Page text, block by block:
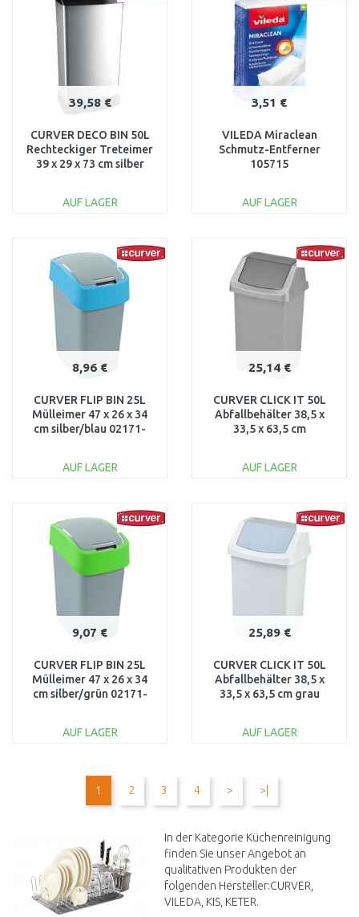
Vergleichen Vergleichen
39,58 €
CURVER DECO BIN 50L
Rechteckiger Treteimer
39 x 29 x 73 cm silber
AUF LAGER
Vergleichen
3,51 €
VILEDA Miraclean
Schmutz-Entferner
105715
AUF LAGER
Vergleichen
8,96 €
CURVER FLIP BIN 25L
Mülleimer 47 x 26 x 34
cm silber/blau 02171-
AUF LAGER
Vergleichen
25,14 €
CURVER CLICK IT 50L
Abfallbehälter 38,5 x
33,5 x 63,5 cm
AUF LAGER
Vergleichen
9,07 €
CURVER FLIP BIN 25L
Mülleimer 47 x 26 x 34
cm silber/grün 02171-
AUF LAGER
25,89 €
CURVER CLICK IT 50L
Abfallbehälter 38,5 x
33,5 x 63,5 cm grau
AUF LAGER
Vergleichen
1 2 3 4 > >|
In der Kategorie Küchenreinigung
finden Sie unser Angebot an
qualitativen Produkten der
folgenden Hersteller:CURVER,
VILEDA, KIS, KETER.